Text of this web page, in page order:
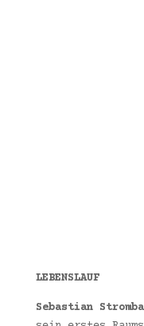
LEBENSLAUF
Sebastian